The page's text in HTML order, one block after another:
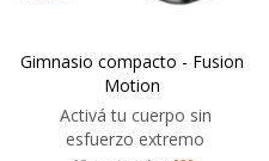
Gimnasio compacto - Fusion
Motion
Activá tu cuerpo sin
esfuerzo extremo